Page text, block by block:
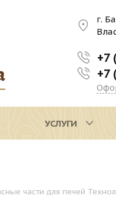
г.
+7
+7
УСЛУГИ
части для печей